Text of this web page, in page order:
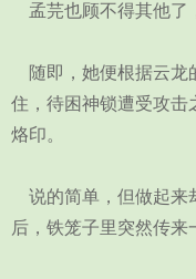
孟芫也顾不得其他了
随即，她便根据云龙
住，待困神锁遭受攻击
烙印。
说的简单，但做起来
后，铁笼子里突然传来